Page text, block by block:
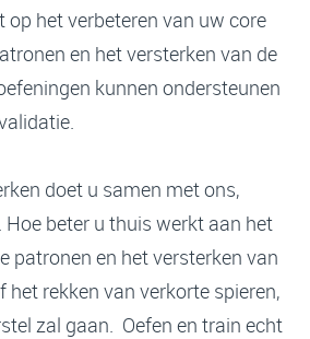
op het verbeteren van uw core
en het versterken van de
kunnen ondersteunen
doet u samen met ons,
Hoe beter u thuis werkt aan het
patronen en het versterken van
het rekken van verkorte spieren,
zal gaan. Oefen en train echt